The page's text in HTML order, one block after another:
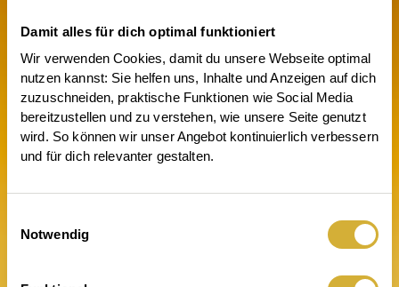
Damit alles für dich optimal funktioniert
Wir verwenden Cookies, damit du unsere Webseite optimal
nutzen kannst: Sie helfen uns, Inhalte und Anzeigen auf dich
zuzuschneiden, praktische Funktionen wie Social Media
bereitzustellen und zu verstehen, wie unsere Seite genutzt
wird. So können wir unser Angebot kontinuierlich verbessern
und für dich relevanter gestalten.
Notwendig